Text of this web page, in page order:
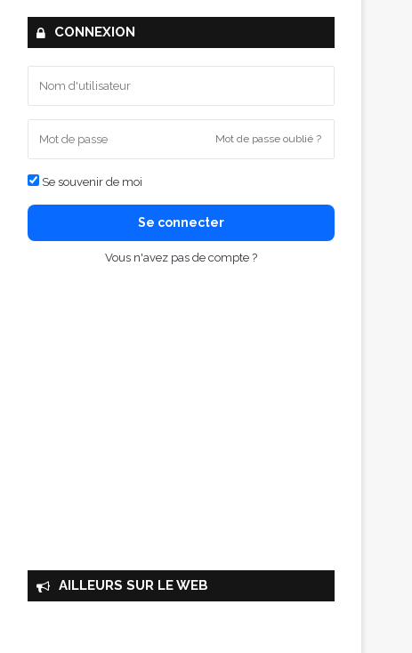
CONNEXION
Mot de passe oublié ?
Se souvenir de moi
Se connecter
Vous n'avez pas de compte ?
AILLEURS SUR LE WEB